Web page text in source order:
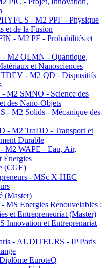
- M2 PPF - Physique
et de la Fusion
- M2 PF - Probabilités et
M2 QLMN - Quantique,
et Nanosciences
- M2 QD - Dispositifs
M2 SMNO - Science des
des Nano-Objets
- M2 Solids - Mécanique des
- M2 TraDD - Transport et
Durable
M2 WAPE - Eau, Air,
Énergies
(CGE)
- MSc X-HEC
(Master)
MS Energies Renouvelables :
et Entrepreneuriat (Master)
Innovation et Entreprenariat
- AUDITEURS - IP Paris
EuroteQ